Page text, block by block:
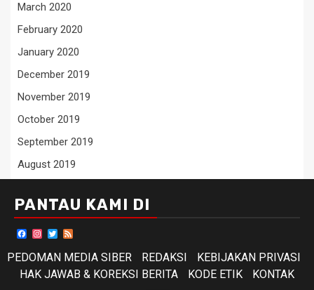
March 2020
February 2020
January 2020
December 2019
November 2019
October 2019
September 2019
August 2019
PANTAU KAMI DI
Facebook
Instagram
Twitter
PEDOMAN MEDIA SIBER
REDAKSI
KEBIJAKAN PRIVASI
HAK JAWAB & KOREKSI BERITA
KODE ETIK KONTAK